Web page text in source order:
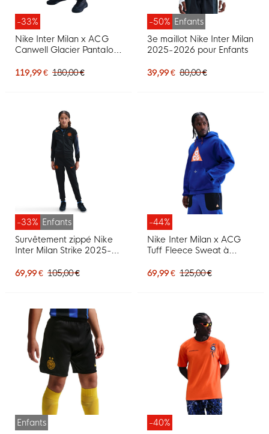
-33%
Nike Inter Milan x ACG
Canwell Glacier Pantalon
2026 Bleu Foncé Noir
119,99 € 180,00 €
-50% Enfants
3e maillot Nike Inter Milan
2025-2026 pour Enfants
39,99 € 80,00 €
-33% Enfants
Survêtement zippé Nike
Inter Milan Strike 2025-
bleu foncé, orange
69,99 € 105,00 €
-44%
Nike Inter Milan x ACG
Tuff Fleece Sweat à
Bleu Foncé Orange Blanc
69,99 € 125,00 €
Enfants
-40%